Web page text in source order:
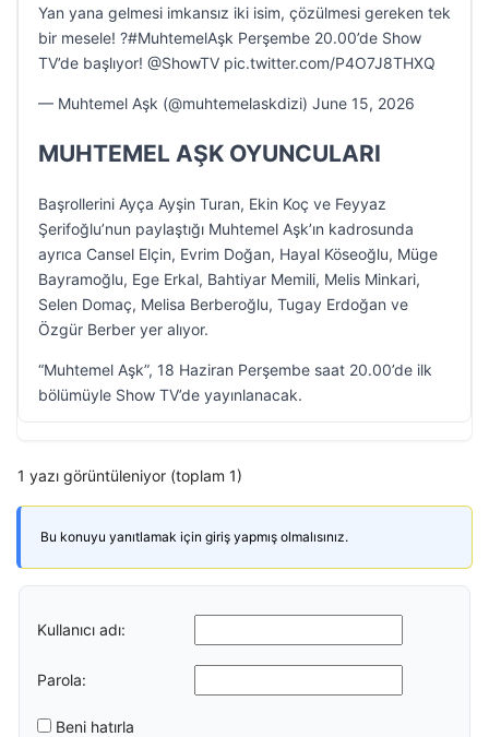
Yan yana gelmesi imkansız iki isim, çözülmesi gereken tek
bir mesele! ?#MuhtemelAşk Perşembe 20.00’de Show
TV’de başlıyor! @ShowTV pic.twitter.com/P4O7J8THXQ
— Muhtemel Aşk (@muhtemelaskdizi) June 15, 2026
MUHTEMEL AŞK OYUNCULARI
Başrollerini Ayça Ayşin Turan, Ekin Koç ve Feyyaz
Şerifoğlu’nun paylaştığı Muhtemel Aşk’ın kadrosunda
ayrıca Cansel Elçin, Evrim Doğan, Hayal Köseoğlu, Müge
Bayramoğlu, Ege Erkal, Bahtiyar Memili, Melis Minkari,
Selen Domaç, Melisa Berberoğlu, Tugay Erdoğan ve
Özgür Berber yer alıyor.
“Muhtemel Aşk”, 18 Haziran Perşembe saat 20.00’de ilk
bölümüyle Show TV’de yayınlanacak.
1 yazı görüntüleniyor (toplam 1)
Bu konuyu yanıtlamak için giriş yapmış olmalısınız.
Kullanıcı adı:
Parola:
Beni hatırla